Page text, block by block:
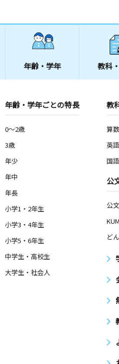
年齢・学年 教科
年齢・学年ごとの特長
0～2歳
3歳
年少
年中
年長
小学1・2年生
小学3・4年生
小学5・6年生
中学生・高校生
大学生・社会人
教
算
英語
国語
公
公
ど